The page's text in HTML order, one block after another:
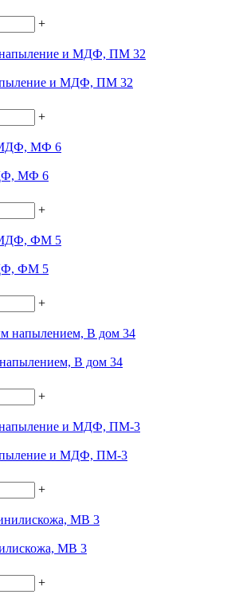
+
и МДФ, ПМ 32
+
МФ 6
+
ФМ 5
+
В дом 34
+
и МДФ, ПМ-3
+
МВ 3
+